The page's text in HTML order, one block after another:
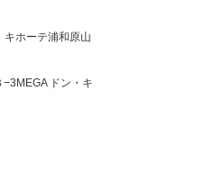
キホーテ浦和原山
ドン・キ